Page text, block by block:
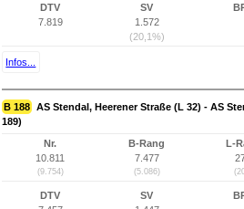
DTV
7.819
SV
1.572
(20,1%)
Infos...
B 188 AS Stendal, Heerener Straße (L 32) - AS
189)
Nr.
10.811
(9.754)
B-Rang
7.477
(5.086)
L-
DTV
SV